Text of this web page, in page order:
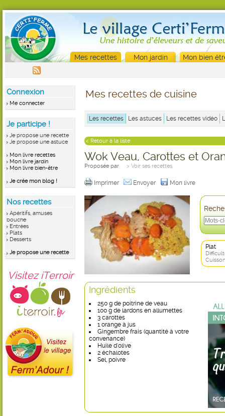
Mes recettes Mon jardin Mon bien
Connexion
Me connecter
Je participe !
Je propose une recette
Je propose une astuce
Mon livre recettes
Mon livre jardin
Mon livre bien-être
Je crée mon blog !
Nos recettes
Apéritifs, amuses
bouche
Entrées
Plats
Desserts
Je propose une recette
Visitez iTerroir
Mes recettes de cuisine
Les recettes Les astuces Les recettes vidéo
< Retour à la liste
Wok Veau, Carottes et
Proposée par > Voir ses recettes
Imprimer Envoyer Mon livre
Plat
Ingrédients
250 g de poitrine de veau
100 g de lardons en allumettes
3 carottes
1 orange à jus
Gingembre frais (quantité à votre
convenance)
Huile d'olive
2 échalotes
Sel, poivre